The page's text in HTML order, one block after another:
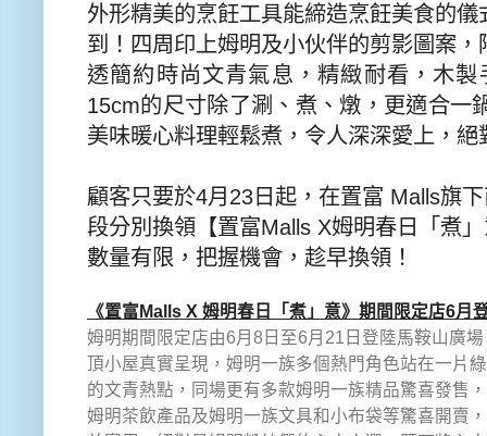
外形精美的烹飪工具能締造烹飪美食的儀
到！ 四周印上姆明及小伙伴的剪影圖案
透簡約時尚文青氣息，精緻耐看，木製
15cm的尺寸除了涮、 煮、燉，更適合一
美味暖心料理輕鬆煮，令人深深愛上，
顧客只要於4月 23 日起，在置富 Malls旗
段分別換領【置富Malls X姆明春日「煮
數量有限， 把握機會，趁早換領！
《置富 Malls X 姆明春日「煮」意》期間限定店6月
姆明期間限定店由6月 8 日至6月 21 日登陸馬鞍山廣
頂小屋真實呈現， 姆明一族多個熱門角色站在一片
的文青熱點，
同場更有多款姆明一族精品驚喜發售
姆明茶飲產品及姆明一族文具和小布袋等驚喜開賣，